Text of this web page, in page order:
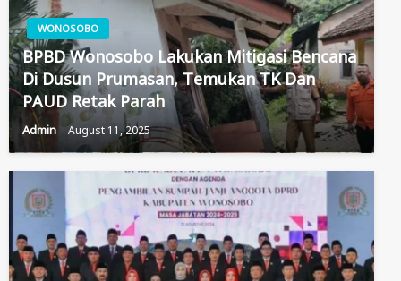
WONOSOBO
BPBD Wonosobo Lakukan Mitigasi Bencana
Di Dusun Prumasan, Temukan TK Dan
PAUD Retak Parah
Admin August 11, 2025